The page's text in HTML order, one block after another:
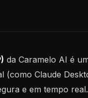
da Caramelo AI é
(como Claude
e em tempo real.